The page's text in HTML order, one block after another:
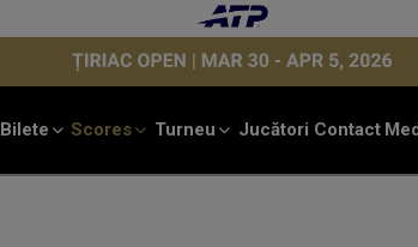
Bilete Scores Turneu Jucători Contact